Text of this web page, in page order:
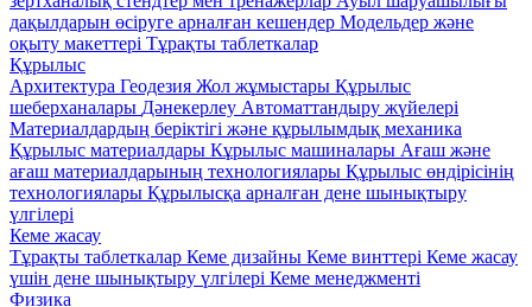
дақылдарын өсіруге арналған кешендер Модельдер және
оқыту макеттері Тұрақты таблеткалар
Құрылыс
Архитектура Геодезия Жол жұмыстары Құрылыс
шеберханалары Дәнекерлеу Автоматтандыру жүйелері
Материалдардың беріктігі және құрылымдық механика
Құрылыс материалдары Кұрылыс машиналары Ағаш және
ағаш материалдарының технологиялары Құрылыс өндірісінің
технологиялары Құрылысқа арналған дене шынықтыру
үлгілері
Кеме жасау
Тұрақты таблеткалар Кеме дизайны Кеме винттері Кеме жасау
үшін дене шынықтыру үлгілері Кеме менеджменті
Физика